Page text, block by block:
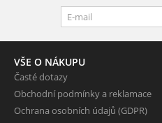
VŠE O NÁKUPU
Časté dotazy
Obchodní podmínky a reklamace
Ochrana osobních údajů (GDPR)